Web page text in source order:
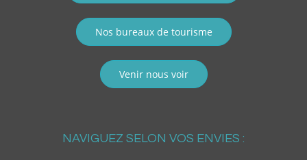
Nos bureaux de tourisme
Venir nous voir
NAVIGUEZ SELON VOS ENVIES :